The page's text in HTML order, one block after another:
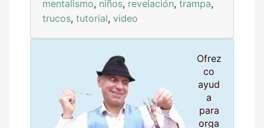
mentalismo, niños, revelación, trampa,
trucos, tutorial, video
Ofrez
co
ayud
a
para
orga